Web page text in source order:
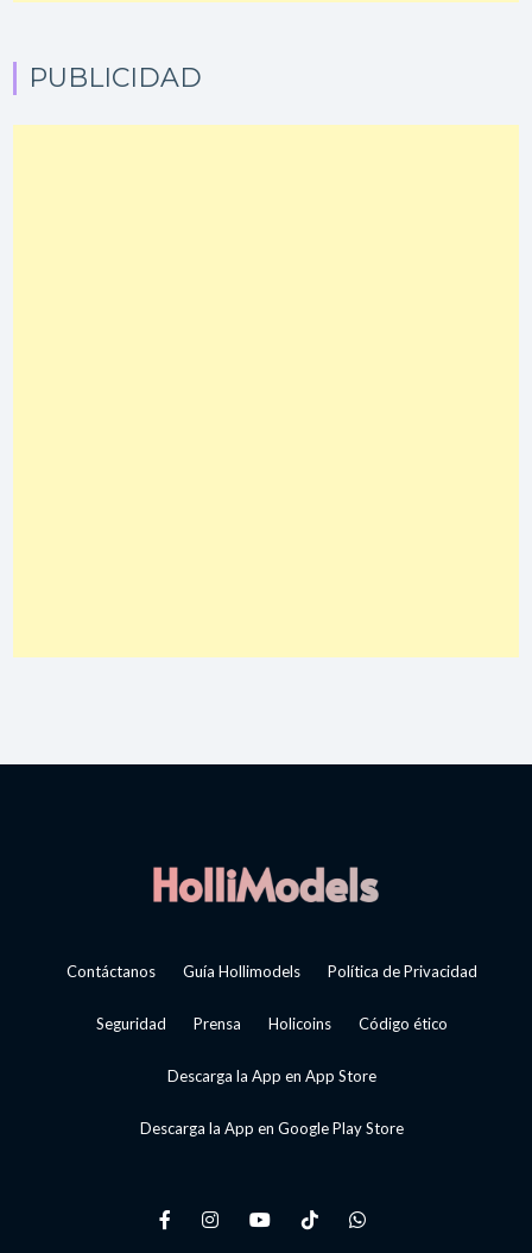
PUBLICIDAD
Contáctanos Guía Hollimodels Política de Privacidad
Seguridad Prensa Holicoins Código ético
Descarga la App en App Store
Descarga la App en Google Play Store